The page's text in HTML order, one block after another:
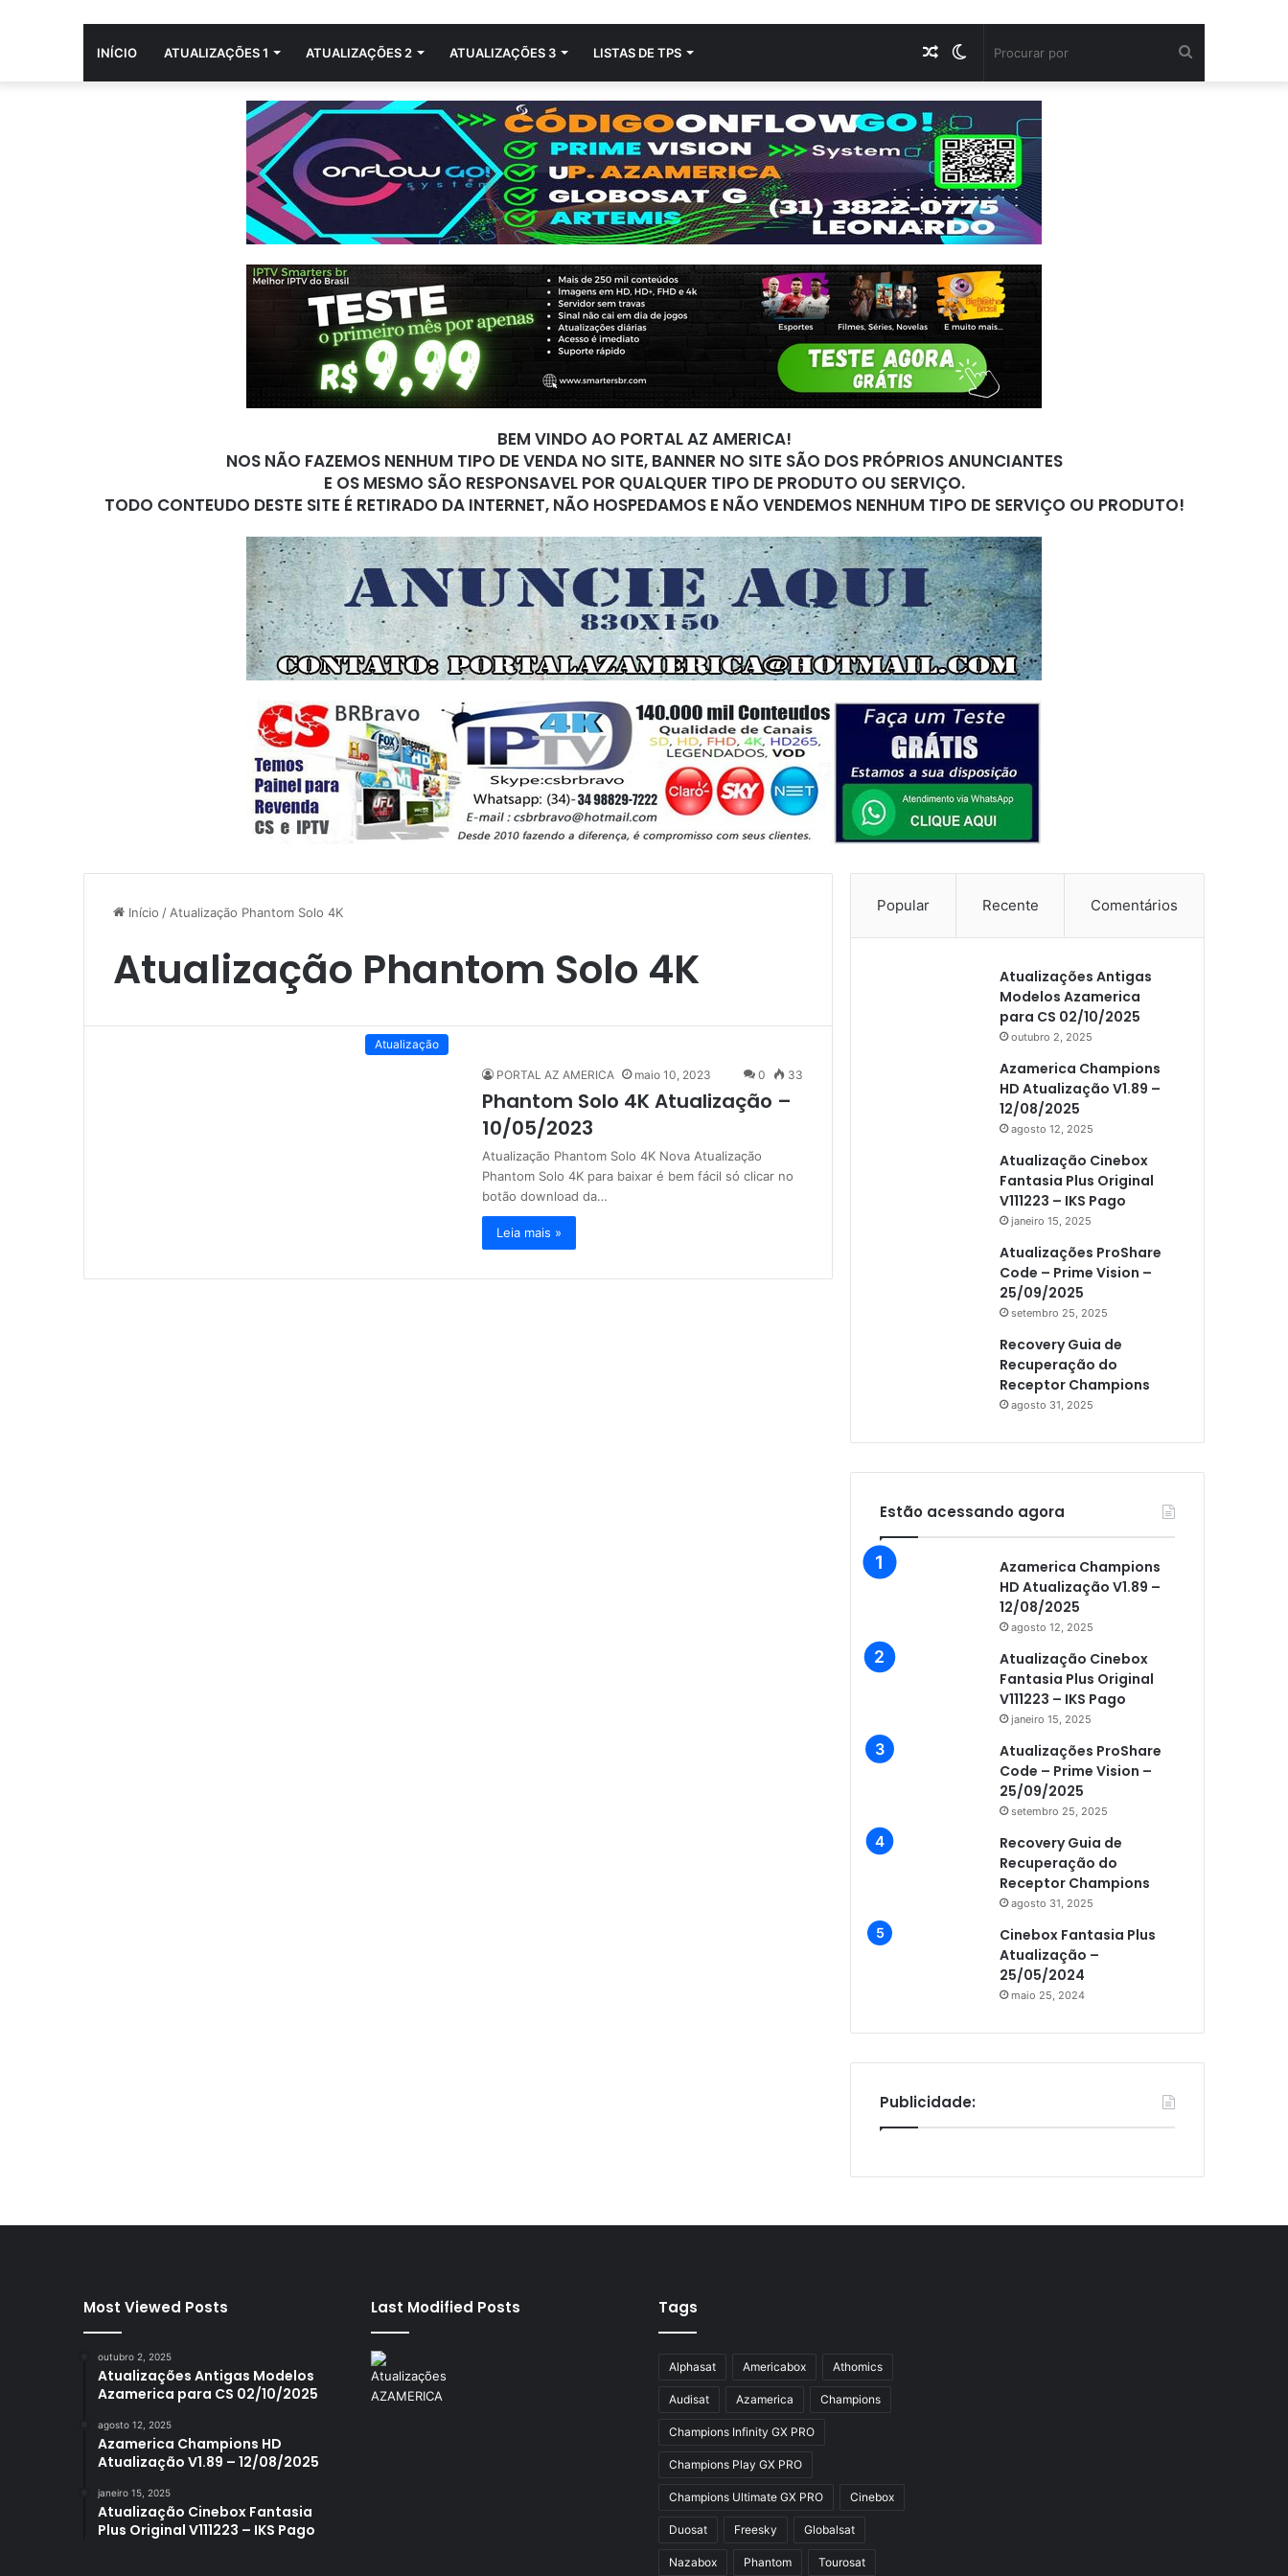
INÍCIO ATUALIZAÇÕES 1 ATUALIZAÇÕES 2 ATUALIZAÇÕES 3 LISTAS DE TPS Switch
Artigo
aleatório
BEM VINDO AO PORTAL AZ AMERICA!
NOS NÃO FAZEMOS NENHUM TIPO DE VENDA NO SITE, BANNER NO SITE SÃO DOS PRÓPRIOS ANUNCIANTES
E OS MESMO SÃO RESPONSAVEL POR QUALQUER TIPO DE PRODUTO OU SERVIÇO.
TODO CONTEUDO DESTE SITE É RETIRADO DA INTERNET, NÃO HOSPEDAMOS E NÃO VENDEMOS NENHUM TIPO DE SERVIÇO OU PRODUTO!
Início / Atualização Phantom Solo 4K
Atualização Phantom Solo 4K
Atualização
PORTAL AZ AMERICA maio 10, 2023 0 33
Phantom Solo 4K Atualização –
10/05/2023
Atualização Phantom Solo 4K Nova Atualização
Phantom Solo 4K para baixar é bem fácil só clicar no
botão download da…
Leia mais »
Popular Recente Comentários
Atualizações Antigas
Modelos Azamerica
para CS 02/10/2025
outubro 2, 2025
Azamerica Champions
HD Atualização V1.89 –
12/08/2025
agosto 12, 2025
Atualização Cinebox
Fantasia Plus Original
V111223 – IKS Pago
janeiro 15, 2025
Atualizações ProShare
Code – Prime Vision –
25/09/2025
setembro 25, 2025
Recovery Guia de
Recuperação do
Receptor Champions
agosto 31, 2025
Estão acessando agora
Azamerica Champions
HD Atualização V1.89 –
12/08/2025
agosto 12, 2025
Atualização Cinebox
Fantasia Plus Original
V111223 – IKS Pago
janeiro 15, 2025
Atualizações ProShare
Code – Prime Vision –
25/09/2025
setembro 25, 2025
Recovery Guia de
Recuperação do
Receptor Champions
agosto 31, 2025
Cinebox Fantasia Plus
Atualização –
25/05/2024
maio 25, 2024
Publicidade:
Most Viewed Posts
outubro 2, 2025
Atualizações Antigas Modelos
Azamerica para CS 02/10/2025
agosto 12, 2025
Azamerica Champions HD
Atualização V1.89 – 12/08/2025
janeiro 15, 2025
Atualização Cinebox Fantasia
Plus Original V111223 – IKS Pago
Last Modified Posts Tags
Alphasat Americabox Athomics
Audisat Azamerica Champions
Champions Infinity GX PRO
Champions Play GX PRO
Champions Ultimate GX PRO Cinebox
Duosat Freesky Globalsat
Nazabox Phantom Tourosat